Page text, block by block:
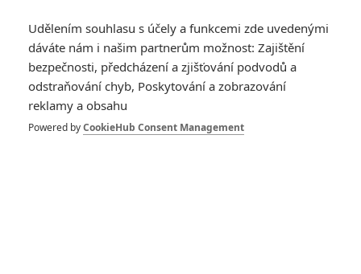
Komentáře
Udělením souhlasu s účely a funkcemi zde uvedenými
dáváte nám i našim partnerům možnost: Zajištění
bezpečnosti, předcházení a zjišťování podvodů a
odstraňování chyb, Poskytování a zobrazování
reklamy a obsahu
Powered byCookieHub Consent Management